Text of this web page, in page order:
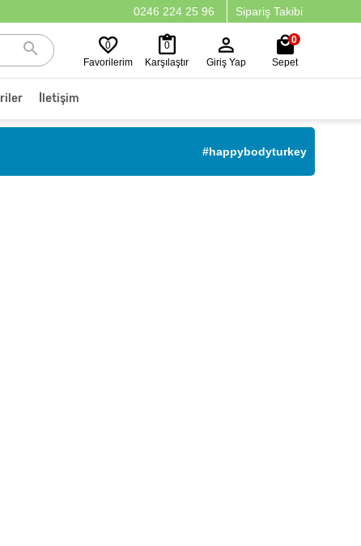
0246 224 25 96 Sipariş Takibi
0
Favorilerim
0
Karşılaştır
Giriş Yap
0
Sepet
İletişim
#happybodyturkey